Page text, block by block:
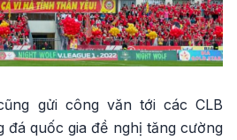
gửi công văn tới các CLB
đá quốc gia đề nghị tăng cường